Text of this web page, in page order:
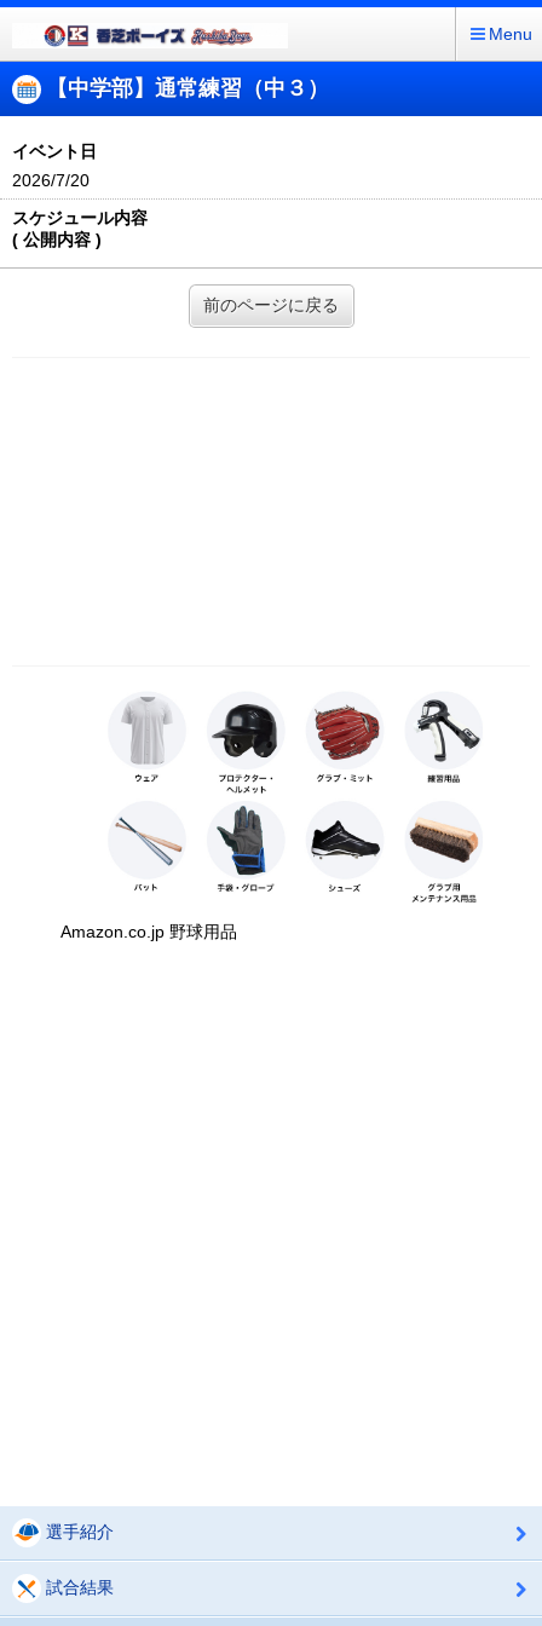
Menu
【中学部】通常練習（中３）
イベント日
2026/7/20
スケジュール内容
( 公開内容 )
前のページに戻る
Amazon.co.jp 野球用品
選手紹介
試合結果